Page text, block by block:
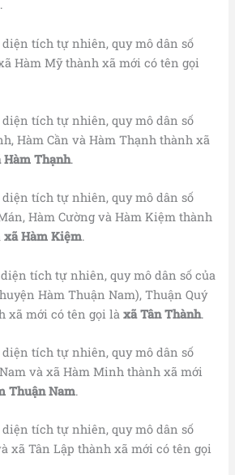
.
diện tích tự nhiên, quy mô dân số
Hàm Mỹ thành xã mới có tên gọi
diện tích tự nhiên, quy mô dân số
Hàm Cần và Hàm Thạnh thành xã
Hàm Thạnh.
diện tích tự nhiên, quy mô dân số
Hàm Cường và Hàm Kiệm thành
xã Hàm Kiệm.
diện tích tự nhiên, quy mô dân số của
Hàm Thuận Nam), Thuận Quý
xã mới có tên gọi làxã Tân Thành.
diện tích tự nhiên, quy mô dân số
và xã Hàm Minh thành xã mới
Thuận Nam.
diện tích tự nhiên, quy mô dân số
xã Tân Lập thành xã mới có tên gọi